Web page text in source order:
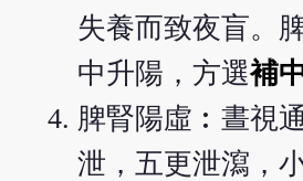
失養而致夜盲。
中升陽，方選補
脾腎陽虛︰晝視
泄，五更泄瀉，